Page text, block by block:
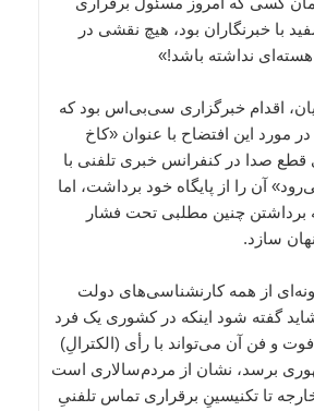
با خبرنگاران بود، هیچ نقشی در
نداشته باشد!»
اقدام خبرگزاری سی‌بی‌اس بود که
مورد این افتضاح با عنوان «کاخ
قطع صدا در کنفرانس خبری تلفنی با
آن را از پایگاه خود برداشت، اما
برداشتن چنین مطلبی تحت فشار
سازد.
از همه کارنشناسی‌های دولت
گفته شود اینکه در کشوری یک فرد
و فن آن می‌تواند با رأی (الکترالِ)
برسد، نشان از مردم‌سالاری است
خارجه تا تکنیسینِ برقراری تماس تلفنیِ